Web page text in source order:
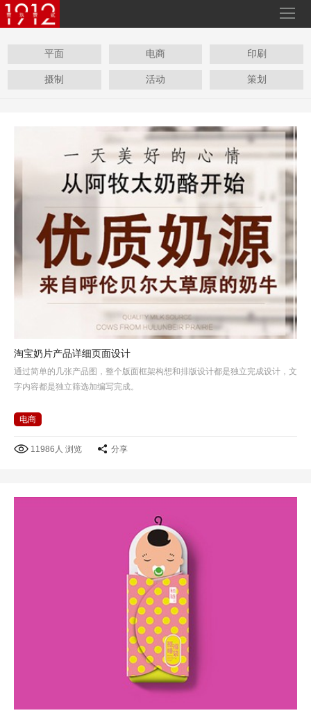
平面 电商 印刷
摄制 活动 策划
淘宝奶片产品详细页面设计
通过简单的几张产品图，整个版面框架构想和排版设计都是独立完成设计，文
字内容都是独立筛选加编写完成。
电商
11986人 浏览 分享